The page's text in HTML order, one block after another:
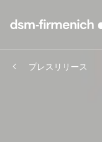
プレスリリース